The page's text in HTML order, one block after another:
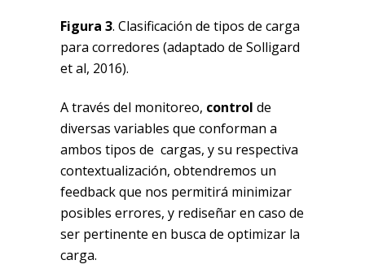
Figura 3. Clasificación de tipos de carga
para corredores (adaptado de Solligard
et al, 2016).
A través del monitoreo, control de
diversas variables que conforman a
ambos tipos de cargas, y su respectiva
contextualización, obtendremos un
feedback que nos permitirá minimizar
posibles errores, y rediseñar en caso de
ser pertinente en busca de optimizar la
carga.